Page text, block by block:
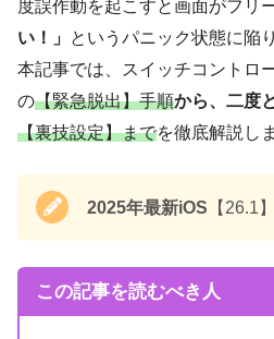
度誤作動を起こすと画面がフリ
い！」 というパニック状態に陥
本記事では、スイッチコントロ
の【緊急脱出】手順から、二度
【裏技設定】までを徹底解説し
2025年最新iOS 【26.1
この記事を読むべき人